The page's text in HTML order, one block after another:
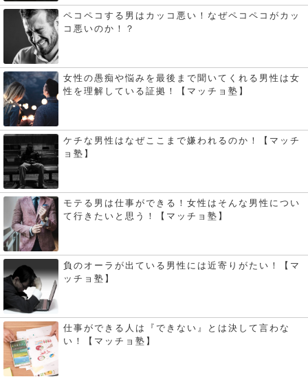
ペコペコする男はカッコ悪い！なぜペコペコがカッ
コ悪いのか！？
女性の愚痴や悩みを最後まで聞いてくれる男性は女
性を理解している証拠！【マッチョ塾】
ケチな男性はなぜここまで嫌われるのか！【マッチ
ョ塾】
モテる男は仕事ができる！女性はそんな男性につい
て行きたいと思う！【マッチョ塾】
負のオーラが出ている男性には近寄りがたい！【マ
ッチョ塾】
仕事ができる人は『できない』とは決して言わな
い！【マッチョ塾】